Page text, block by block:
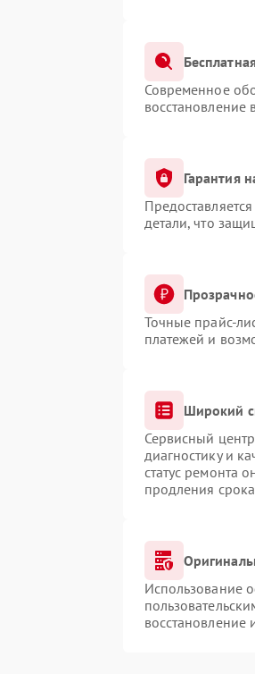
Современное
восстановление
Гарантия
детали, что
Точные прайс-
платежей и
Широкий
Сервисный
диагностику и
статус ремонта
продления
Использование